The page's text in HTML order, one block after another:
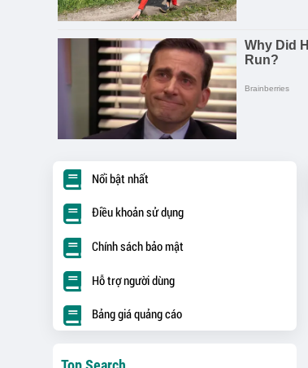
Nổi bật nhất
Điều khoản sử dụng
Chính sách bảo mật
Hỗ trợ người dùng
Bảng giá quảng cáo